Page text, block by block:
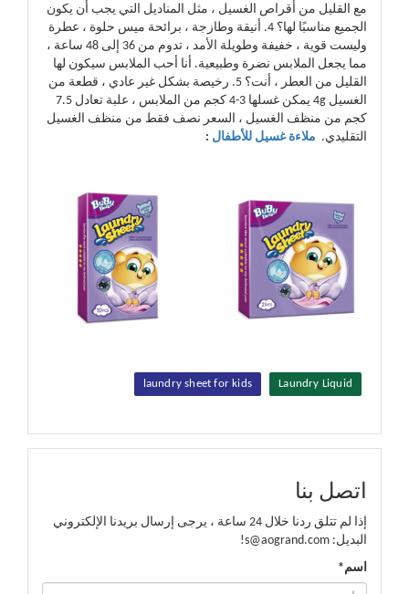
مع القليل من أقراص الغسيل ، مثل المناديل التي يجب أن يكون
الجميع مناسبًا لها؟ 4. أنيقة وطازجة ، برائحة ميس حلوة ، عطرة
وليست قوية ، خفيفة وطويلة الأمد ، تدوم من 36 إلى 48 ساعة ،
مما يجعل الملابس نضرة وطبيعية. أنا أحب الملابس سيكون لها
القليل من العطر ، أنت؟ 5. رخيصة بشكل غير عادي ، قطعة من
الغسيل 4g يمكن غسلها 3-4 كجم من الملابس ، علبة تعادل 7.5
كجم من منظف الغسيل ، السعر نصف فقط من منظف الغسيل
التقليدي. ملاءة غسيل للأطفال :
Laundry Liquid
laundry sheet for kids
اتصل بنا
إذا لم تتلق ردنا خلال 24 ساعة ، يرجى إرسال بريدنا الإلكتروني
البديل: s@aogrand.com!
اسم*